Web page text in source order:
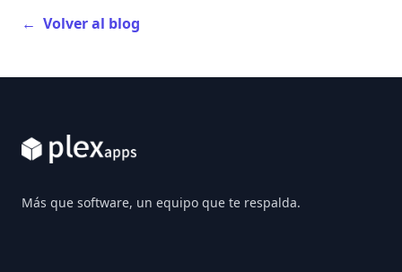
← Volver al blog
Más que software, un equipo que te respalda.